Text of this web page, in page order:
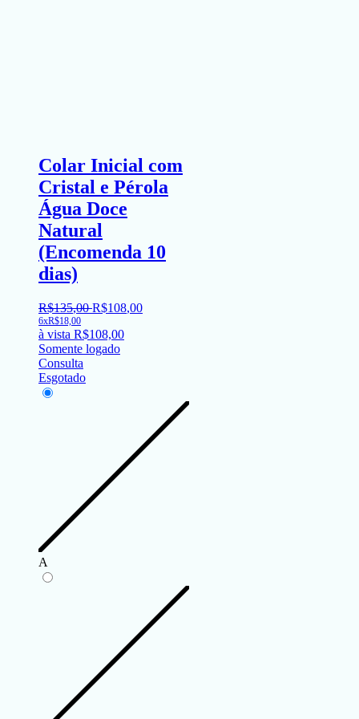
Colar Inicial com
Cristal e Pérola
Água Doce
Natural
(Encomenda 10
dias)
R$135,00 R$108,00
6xR$18,00
à vista R$108,00
Somente logado
Consulta
Esgotado
A